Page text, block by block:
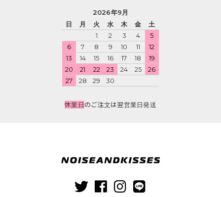
2026年9月
日
月 火 水 木 金
土
1
2 3 4
5
6
7 8 9 10 11
12
13
14 15 16 17 18
19
20
21 22 23 24 25
26
27
28 29 30
休業日のご注文は翌営業日発送